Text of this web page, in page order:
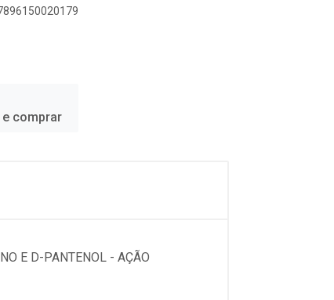
comprar
E D-PANTENOL - AÇÃO